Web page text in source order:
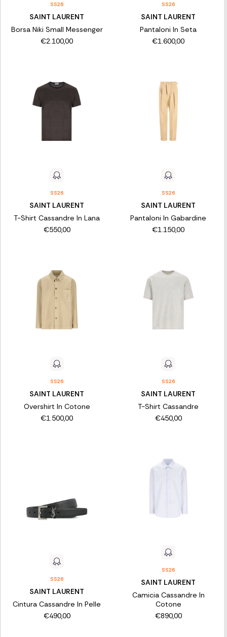
SS26
SAINT LAURENT
Borsa Niki Small Messenger
€2.100,00
SS26
SAINT LAURENT
Pantaloni In Seta
€1.600,00
SS26
SAINT LAURENT
T-Shirt Cassandre In Lana
€550,00
SS26
SAINT LAURENT
Pantaloni In Gabardine
€1.150,00
SS26
SAINT LAURENT
Overshirt In Cotone
€1.500,00
SS26
SAINT LAURENT
T-Shirt Cassandre
€450,00
SS26
SAINT LAURENT
Cintura Cassandre In Pelle
€490,00
SS26
SAINT LAURENT
Camicia Cassandre In
Cotone
€890,00